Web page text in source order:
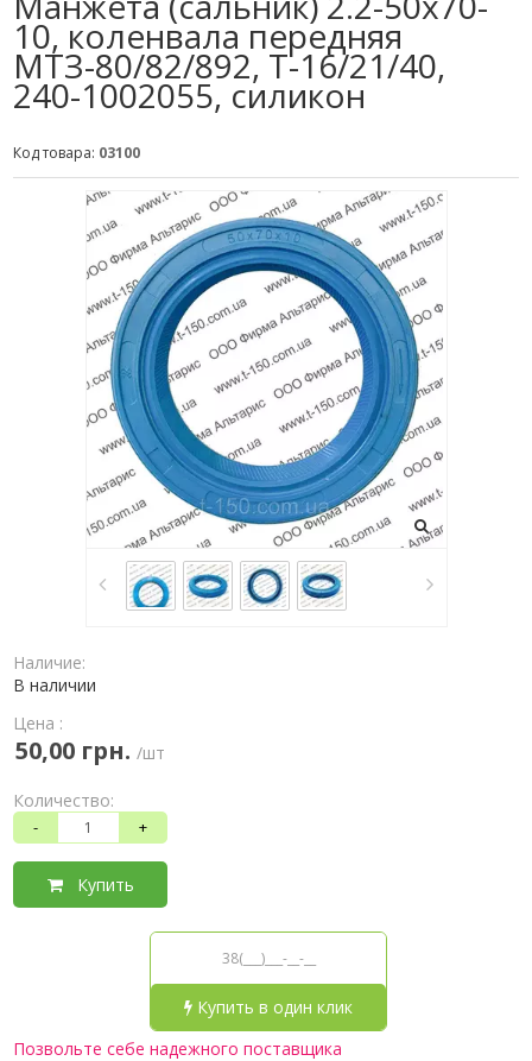
10, коленвала передняя
МТЗ-80/82/892, Т-16/21/40,
240-1002055, силикон
Код товара: 03100
Наличие:
В наличии
Цена :
50,00 грн. /шт
Количество:
- +
Купить
Купить в один клик
Позвольте себе надежного поставщика